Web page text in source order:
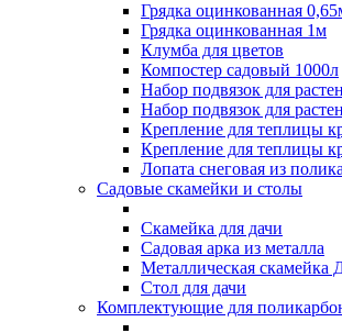
Грядка оцинкованная
Грядка оцинкованная 1м
Клумба для цветов
Компостер садовый 1000л
Набор подвязок для
Набор подвязок для
Крепление для теплицы
Крепление для теплицы
Лопата снеговая из
Садовые скамейки и столы
Скамейка для дачи
Садовая арка из металла
Металлическая скамейка
Стол для дачи
Комплектующие для